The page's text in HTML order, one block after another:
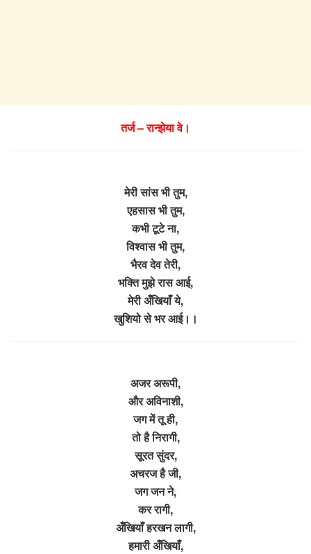
तर्ज – रान्झेया वे।
मेरी सांस भी तुम,
एहसास भी तुम,
कभी टूटे ना,
विश्वास भी तुम,
भैरव देव तेरी,
भक्ति मुझे रास आई,
मेरी अँखियाँ ये,
खुशियो से भर आई।।
अजर अरूपी,
और अविनाशी,
जग में तू ही,
तो है निरागी,
सूरत सुंदर,
अचरज है जी,
जग जन ने,
कर रागी,
अँखियाँ हरखन लागी,
हमारी अँखियाँ,